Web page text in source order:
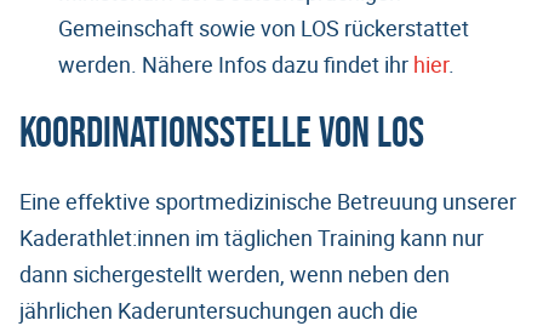
Gemeinschaft sowie von LOS rückerstattet
werden. Nähere Infos dazu findet ihr hier.
Koordinationsstelle von LOS
Eine effektive sportmedizinische Betreuung unserer
Kaderathlet:innen im täglichen Training kann nur
dann sichergestellt werden, wenn neben den
jährlichen Kaderuntersuchungen auch die